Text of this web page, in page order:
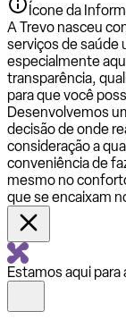
Ícone da
A Trevo nasceu
serviços de saúde
especialmente
transparência,
para que você
Desenvolvemos
decisão de onde
consideração a
conveniência de
mesmo no
que se encaixam
Estamos aqui